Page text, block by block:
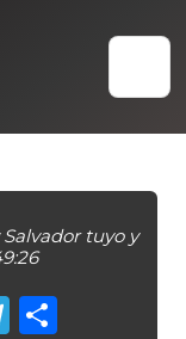
tuyo y